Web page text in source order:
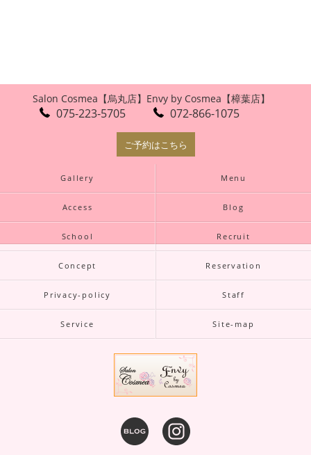
Salon Cosmea【烏丸店】
075-223-5705
Envy by Cosmea【樟葉店】
072-866-1075
ご予約はこちら
Gallery Menu
Access Blog
School Recruit
Concept Reservation
Privacy-policy Staff
Service Site-map